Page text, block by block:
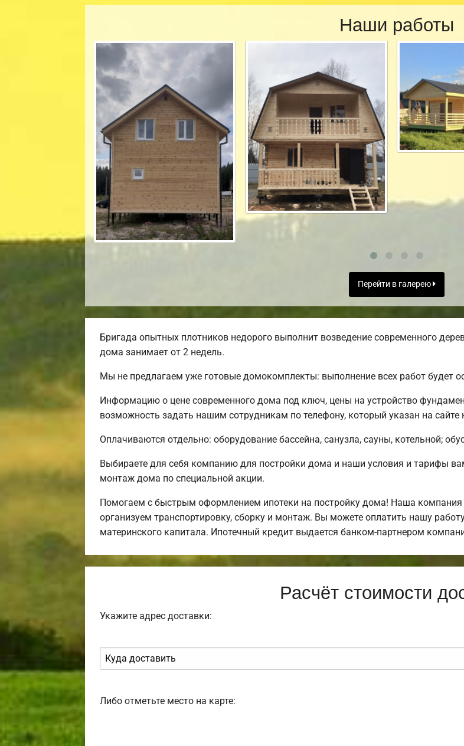
Наши работы
Перейти в галерею
Бригада опытных плотников недорого выполнит возведение современного
дома занимает от 2 недель.
Мы не предлагаем уже готовые домокомплекты: выполнение всех работ будет
Информацию о цене современного дома под ключ, цены на устройство
возможность задать нашим сотрудникам по телефону, который указан на сайте
Оплачиваются отдельно: оборудование бассейна, санузла, сауны, котельной;
Выбираете для себя компанию для постройки дома и наши условия и тарифы
монтаж дома по специальной акции.
Помогаем с быстрым оформлением ипотеки на постройку дома! Наша компания
организуем транспортировку, сборку и монтаж. Вы можете оплатить нашу
материнского капитала. Ипотечный кредит выдается банком-партнером
Расчёт стоимости
Укажите адрес доставки:
Либо отметьте место на карте: